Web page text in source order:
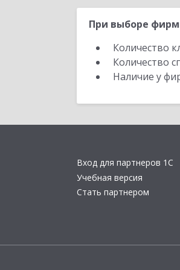
При выборе
Количество
Количество
Наличие у
Вход для партнеров 1С
Учебная версия
Стать партнером